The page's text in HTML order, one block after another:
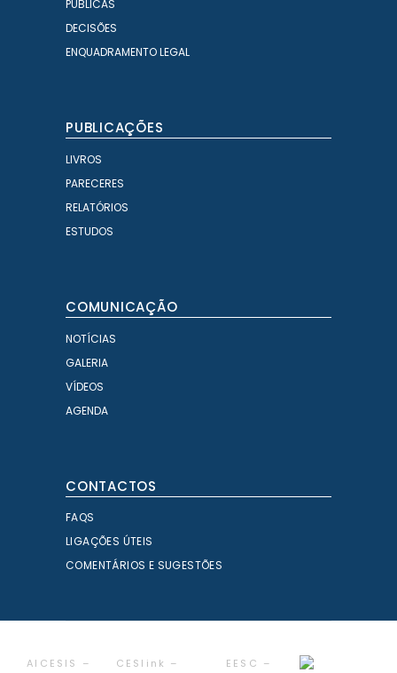
PÚBLICAS
DECISÕES
ENQUADRAMENTO LEGAL
PUBLICAÇÕES
LIVROS
PARECERES
RELATÓRIOS
ESTUDOS
COMUNICAÇÃO
NOTÍCIAS
GALERIA
VÍDEOS
AGENDA
CONTACTOS
FAQS
LIGAÇÕES ÚTEIS
COMENTÁRIOS E SUGESTÕES
AICESIS –
CESlink –
EESC –